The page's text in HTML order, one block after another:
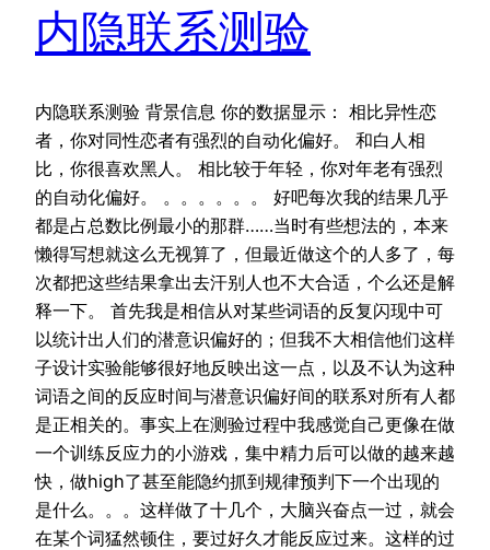
内隐联系测验
内隐联系测验 背景信息 你的数据显示： 相比异性恋
者，你对同性恋者有强烈的自动化偏好。 和白人相
比，你很喜欢黑人。 相比较于年轻，你对年老有强烈
的自动化偏好。 。。。。。。 好吧每次我的结果几乎
都是占总数比例最小的那群……当时有些想法的，本来
懒得写想就这么无视算了，但最近做这个的人多了，每
次都把这些结果拿出去汗别人也不大合适，个么还是解
释一下。 首先我是相信从对某些词语的反复闪现中可
以统计出人们的潜意识偏好的；但我不大相信他们这样
子设计实验能够很好地反映出这一点，以及不认为这种
词语之间的反应时间与潜意识偏好间的联系对所有人都
是正相关的。事实上在测验过程中我感觉自己更像在做
一个训练反应力的小游戏，集中精力后可以做的越来越
快，做high了甚至能隐约抓到规律预判下一个出现的
是什么。。。这样做了十几个，大脑兴奋点一过，就会
在某个词猛然顿住，要过好久才能反应过来。这样的过